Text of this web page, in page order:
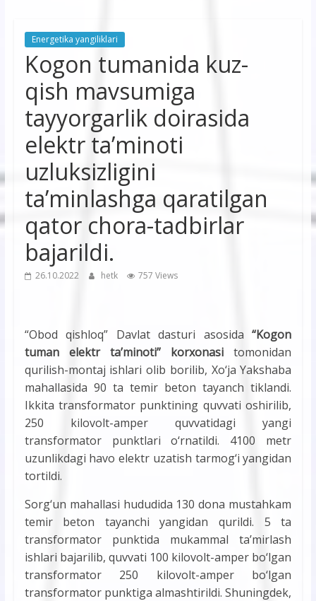
korxonasi”
Energetika yangiliklari
Kogon tumanida kuz-
qish mavsumiga
tayyorgarlik doirasida
elektr ta’minoti
uzluksizligini
ta’minlashga qaratilgan
qator chora-tadbirlar
bajarildi.
26.10.2022 hetk 757 Views
“Obod qishloq” Davlat dasturi asosida“Kogon
tuman elektr ta’minoti” korxonasi tomonidan
qurilish-montaj ishlari olib borilib, Xo‘ja Yakshaba
mahallasida 90 ta temir beton tayanch tiklandi.
Ikkita transformator punktining quvvati oshirilib,
250 kilovolt-amper quvvatidagi yangi
transformator punktlari o‘rnatildi. 4100 metr
uzunlikdagi havo elektr uzatish tarmog‘i yangidan
tortildi.
Sorg‘un mahallasi hududida 130 dona mustahkam
temir beton tayanchi yangidan qurildi. 5 ta
transformator punktida mukammal ta’mirlash
ishlari bajarilib, quvvati 100 kilovolt-amper bo‘lgan
transformator 250 kilovolt-amper bo‘lgan
transformator punktiga almashtirildi. Shuningdek,